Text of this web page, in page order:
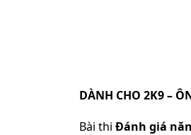
DÀNH CHO 2K9 –
Bài thi Đánh giá